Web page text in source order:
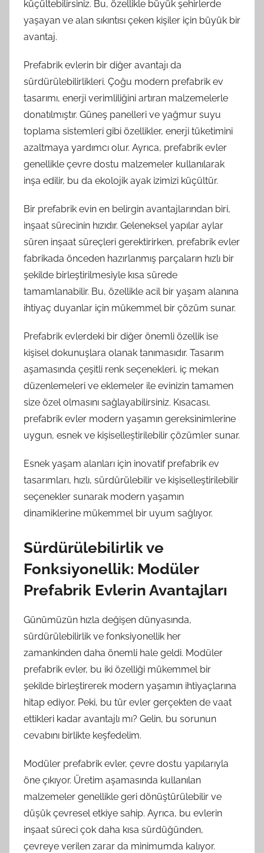
küçültebilirsiniz. Bu, özellikle büyük şehirlerde
yaşayan ve alan sıkıntısı çeken kişiler için büyük bir
avantaj.
Prefabrik evlerin bir diğer avantajı da
sürdürülebilirlikleri. Çoğu modern prefabrik ev
tasarımı, enerji verimliliğini artıran malzemelerle
donatılmıştır. Güneş panelleri ve yağmur suyu
toplama sistemleri gibi özellikler, enerji tüketimini
azaltmaya yardımcı olur. Ayrıca, prefabrik evler
genellikle çevre dostu malzemeler kullanılarak
inşa edilir, bu da ekolojik ayak izimizi küçültür.
Bir prefabrik evin en belirgin avantajlarından biri,
inşaat sürecinin hızıdır. Geleneksel yapılar aylar
süren inşaat süreçleri gerektirirken, prefabrik evler
fabrikada önceden hazırlanmış parçaların hızlı bir
şekilde birleştirilmesiyle kısa sürede
tamamlanabilir. Bu, özellikle acil bir yaşam alanına
ihtiyaç duyanlar için mükemmel bir çözüm sunar.
Prefabrik evlerdeki bir diğer önemli özellik ise
kişisel dokunuşlara olanak tanımasıdır. Tasarım
aşamasında çeşitli renk seçenekleri, iç mekan
düzenlemeleri ve eklemeler ile evinizin tamamen
size özel olmasını sağlayabilirsiniz. Kısacası,
prefabrik evler modern yaşamın gereksinimlerine
uygun, esnek ve kişiselleştirilebilir çözümler sunar.
Esnek yaşam alanları için inovatif prefabrik ev
tasarımları, hızlı, sürdürülebilir ve kişiselleştirilebilir
seçenekler sunarak modern yaşamın
dinamiklerine mükemmel bir uyum sağlıyor.
Sürdürülebilirlik ve
Fonksiyonellik: Modüler
Prefabrik Evlerin Avantajları
Günümüzün hızla değişen dünyasında,
sürdürülebilirlik ve fonksiyonellik her
zamankinden daha önemli hale geldi. Modüler
prefabrik evler, bu iki özelliği mükemmel bir
şekilde birleştirerek modern yaşamın ihtiyaçlarına
hitap ediyor. Peki, bu tür evler gerçekten de vaat
ettikleri kadar avantajlı mı? Gelin, bu sorunun
cevabını birlikte keşfedelim.
Modüler prefabrik evler, çevre dostu yapılarıyla
öne çıkıyor. Üretim aşamasında kullanılan
malzemeler genellikle geri dönüştürülebilir ve
düşük çevresel etkiye sahip. Ayrıca, bu evlerin
inşaat süreci çok daha kısa sürdüğünden,
çevreye verilen zarar da minimumda kalıyor.